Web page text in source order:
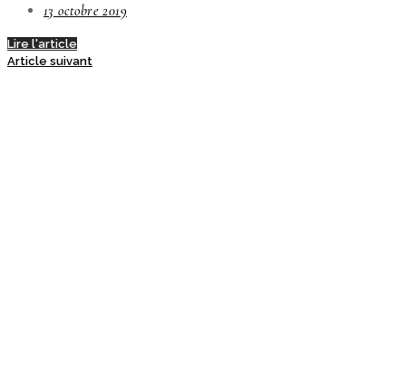
13 octobre 2019
Lire l'article
Article suivant